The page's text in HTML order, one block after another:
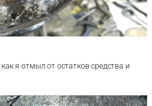
как я отмыл от остатков средства и